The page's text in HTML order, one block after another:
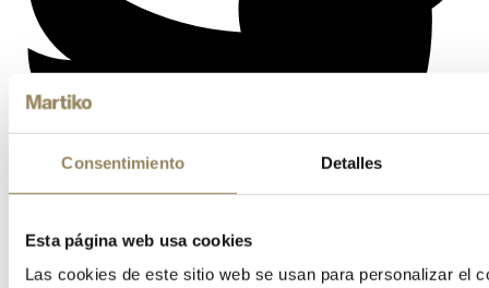
Consentimiento Detalles
Esta página web usa cookies
Las cookies de este sitio web se usan para personalizar el